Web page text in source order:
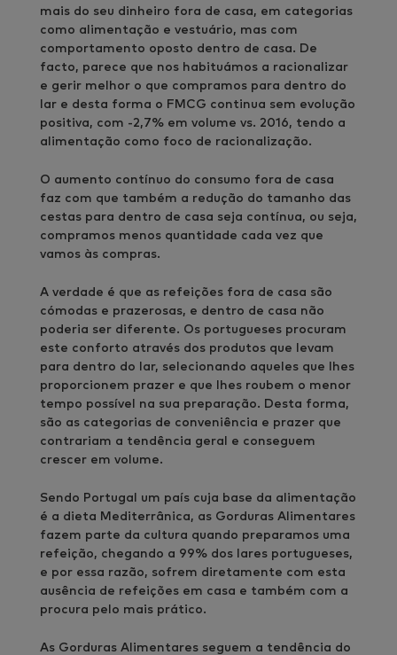
mais do seu dinheiro fora de casa, em categorias
como alimentação e vestuário, mas com
comportamento oposto dentro de casa. De
facto, parece que nos habituámos a racionalizar
e gerir melhor o que compramos para dentro do
lar e desta forma o FMCG continua sem evolução
positiva, com -2,7% em volume vs. 2016, tendo a
alimentação como foco de racionalização.
O aumento contínuo do consumo fora de casa
faz com que também a redução do tamanho das
cestas para dentro de casa seja contínua, ou seja,
compramos menos quantidade cada vez que
vamos às compras.
A verdade é que as refeições fora de casa são
cómodas e prazerosas, e dentro de casa não
poderia ser diferente. Os portugueses procuram
este conforto através dos produtos que levam
para dentro do lar, selecionando aqueles que lhes
proporcionem prazer e que lhes roubem o menor
tempo possível na sua preparação. Desta forma,
são as categorias de conveniência e prazer que
contrariam a tendência geral e conseguem
crescer em volume.
Sendo Portugal um país cuja base da alimentação
é a dieta Mediterrânica, as Gorduras Alimentares
fazem parte da cultura quando preparamos uma
refeição, chegando a 99% dos lares portugueses,
e por essa razão, sofrem diretamente com esta
ausência de refeições em casa e também com a
procura pelo mais prático.
As Gorduras Alimentares seguem a tendência do